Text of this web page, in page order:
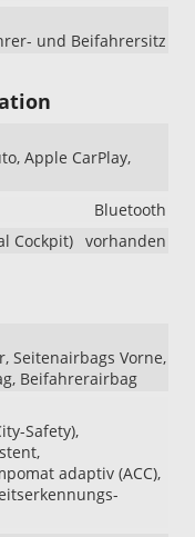
und Beifahrersitz
Apple CarPlay,
Bluetooth
Cockpit) vorhanden
Seitenairbags Vorne,
Beifahrerairbag
Safety),
adaptiv (ACC),